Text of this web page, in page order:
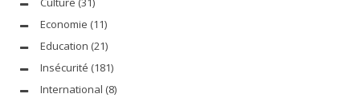
Economie (11)
Education (21)
Insécurité (181)
International (8)